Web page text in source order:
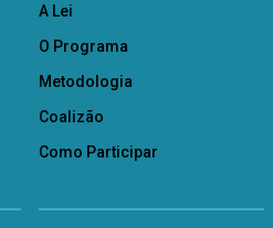
A Lei
O Programa
Metodologia
Coalizão
Como Participar